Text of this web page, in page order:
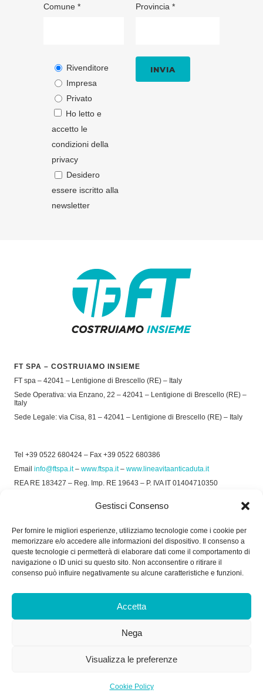
Gestisci Consenso
Per fornire le migliori esperienze, utilizziamo tecnologie come i cookie per
memorizzare e/o accedere alle informazioni del dispositivo. Il consenso a
queste tecnologie ci permetterà di elaborare dati come il comportamento di
navigazione o ID unici su questo sito. Non acconsentire o ritirare il
consenso può influire negativamente su alcune caratteristiche e funzioni.
Accetta
Nega
Visualizza le preferenze
Cookie Policy
Comune *
Rivenditore
Impresa
Privato
Ho letto e
accetto le
condizioni della
privacy
Desidero
essere iscritto alla
newsletter
Provincia *
FT SPA – COSTRUIAMO INSIEME
FT spa – 42041 – Lentigione di Brescello (RE) – Italy
Sede Operativa: via Enzano, 22 – 42041 – Lentigione di Brescello (RE) –
Italy
Sede Legale: via Cisa, 81 – 42041 – Lentigione di Brescello (RE) – Italy
Tel +39 0522 680424 – Fax +39 0522 680386
Email info@ftspa.it– www.ftspa.it– www.lineavitaanticaduta.it
REA RE 183427 – Reg. Imp. RE 19643 – P. IVA IT 01404710350
Privacy Policy–Cookie Policy
SOCIAL
Dal Lunedì al Venerdì: 8.00/12.30 - 13.30/17.30
Dal Lunedì al Venerdì: 7.30/11.30 - 13.30/17.00